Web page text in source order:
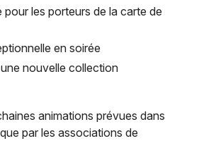
pour les porteurs de la carte de
en soirée
nouvelle collection
animations prévues dans
par les associations de